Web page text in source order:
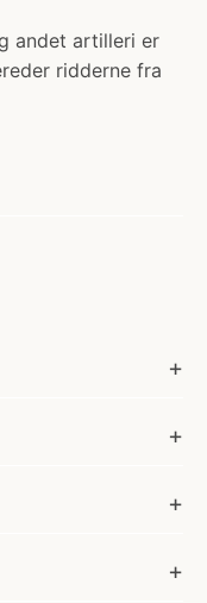
andet artilleri er
ridderne fra